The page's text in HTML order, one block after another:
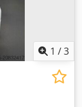
1 /3